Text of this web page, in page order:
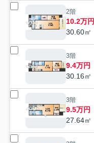
2階
10.2万円
30.60㎡
3階
9.4万円
30.16㎡
3階
9.5万円
27.64㎡